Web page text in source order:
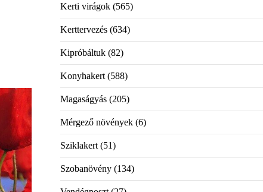
Kerti virágok(565)
Kerttervezés(634)
Kipróbáltuk(82)
Konyhakert(588)
Magaságyás(205)
Mérgező növények(6)
Sziklakert(51)
Szobanövény(134)